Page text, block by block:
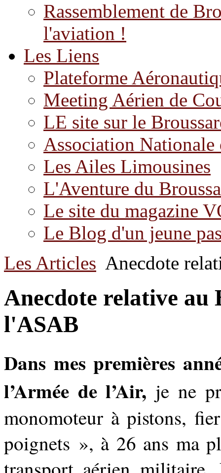
Rassemblement de
l'aviation !
Les Liens
Plateforme
Meeting Aérien de
LE site sur le
Association
Les Ailes Limousines
L'Aventure du
Le site du magazine
Le Blog d'un jeune
Les Articles Anecdote
Anecdote relative au
l'ASAB
Dans mes premières
l’Armée de l’Air, je ne
monomoteur à pistons,
poignets », à 26 ans ma